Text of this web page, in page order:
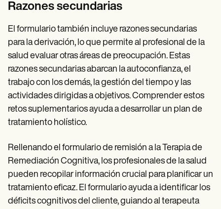
Razones secundarias
El formulario también incluye razones secundarias
para la derivación, lo que permite al profesional de la
salud evaluar otras áreas de preocupación. Estas
razones secundarias abarcan la autoconfianza, el
trabajo con los demás, la gestión del tiempo y las
actividades dirigidas a objetivos. Comprender estos
retos suplementarios ayuda a desarrollar un plan de
tratamiento holístico.
Rellenando el formulario de remisión a la Terapia de
Remediación Cognitiva, los profesionales de la salud
pueden recopilar información crucial para planificar un
tratamiento eficaz. El formulario ayuda a identificar los
déficits cognitivos del cliente, guiando al terapeuta